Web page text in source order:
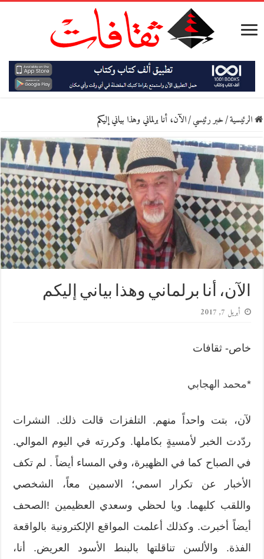
الرئيسية/خبر رئيسي/الآن، أنا برلماني وهذا بياني إليكم
الآن، أنا برلماني وهذا بياني إليكم
أبريل 7, 2017
خاص- ثقافات
*محمد الهجابي
لآن، بتت واحداً منهم. التلفزات قالت ذلك. النشرات
ردّدت الخبر لأمسيةٍ بكاملها. وكررته في اليوم الموالي.
في الصباح كما في الظهيرة، وفي المساء أيضاً . لم تكف
الأخبار عن تكرار اسمي؛ الاسمين معاً، الشخصي
واللقب كليهما. ويا لحظي وسعدي العظيمين !الصحف
أيضاً أخبرت. وكذلك أعلمت المواقع الإلكترونية بالواقعة
الفذة. والألسن تناقلتها بالبنط الأسود العريض. أنا،